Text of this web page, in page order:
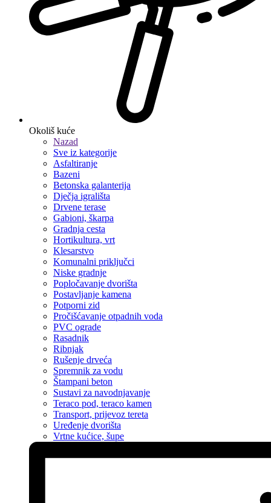
Okoliš kuće
Nazad
Sve iz kategorije
Asfaltiranje
Bazeni
Betonska galanterija
Dječja igrališta
Drvene terase
Gabioni, škarpa
Gradnja cesta
Hortikultura, vrt
Klesarstvo
Komunalni priključci
Niske gradnje
Popločavanje dvorišta
Postavljanje kamena
Potporni zid
Pročišćavanje otpadnih voda
PVC ograde
Rasadnik
Ribnjak
Rušenje drveća
Spremnik za vodu
Štampani beton
Sustavi za navodnjavanje
Teraco pod, teraco kamen
Transport, prijevoz tereta
Uređenje dvorišta
Vrtne kućice, šupe